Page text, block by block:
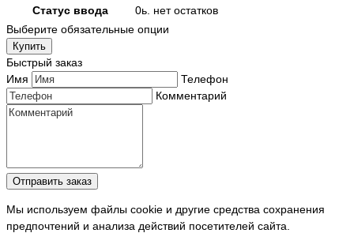
Статус ввода
0ь. нет остатков
Выберите обязательные опции
Купить
Быстрый заказ
Имя
Телефон
Комментарий
Отправить заказ
Мы используем файлы cookie и другие средства сохранения
предпочтений и анализа действий посетителей сайта.